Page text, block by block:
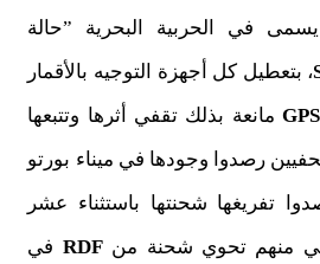
في الحربية البحرية ”حالة
، بتعطيل كل أجهزة التوجيه بالأقمار
GPS مانعة بذلك تقفي أثرها وتتبعها
رصدوا وجودها في ميناء بورتو
تفريغها شحنتها باستثناء عشر
منهم تحوي شحنة منRDF في